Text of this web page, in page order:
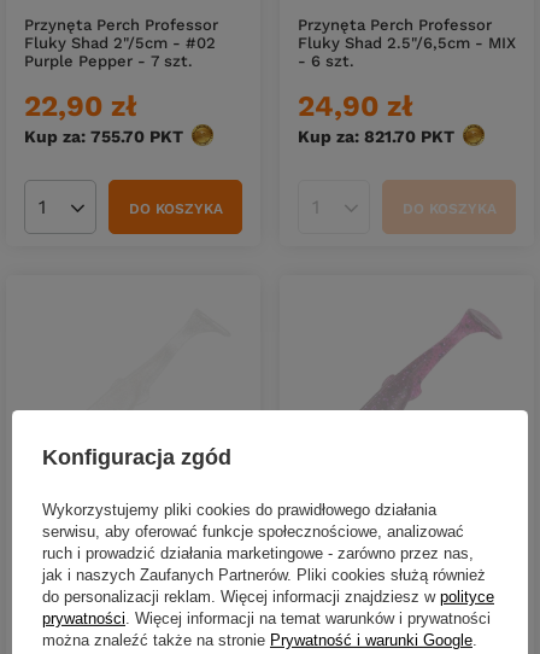
Przynęta Perch Professor
Fluky Shad 2"/5cm - #02
Purple Pepper - 7 szt.
22,90 zł
Kup za: 755.70 PKT punktów
Ilość produktówDO KOSZYKA
Przynęta Perch Professor
Fluky Shad 2.5"/6,5cm - MIX
- 6 szt.
24,90 zł
Kup za: 821.70 PKT punktów
Ilość produktówDO KOSZYKA
Przynęta Perch Professor
Fluky Shad 2.5"/6,5cm -
#04 Magic Pearl - 6 szt.
22,90 zł
Kup za: 755.70PKTpunktów
Przynęta Perch Professor
Fluky Shad 2.5"/6,5cm -
#02 Purple Pepper - 6 szt.
22,90 zł
Kup za: 755.70 PKTpunktów
Konfiguracja zgód
Wykorzystujemy pliki cookies do prawidłowego działania
serwisu, aby oferować funkcje społecznościowe, analizować
ruch i prowadzić działania marketingowe - zarówno przez nas,
jak i naszych Zaufanych Partnerów. Pliki cookies służą również
do personalizacji reklam. Więcej informacji znajdziesz w polityce
prywatności . Więcej informacji na temat warunków i prywatności
można znaleźć także na stronie Prywatność i warunki Google